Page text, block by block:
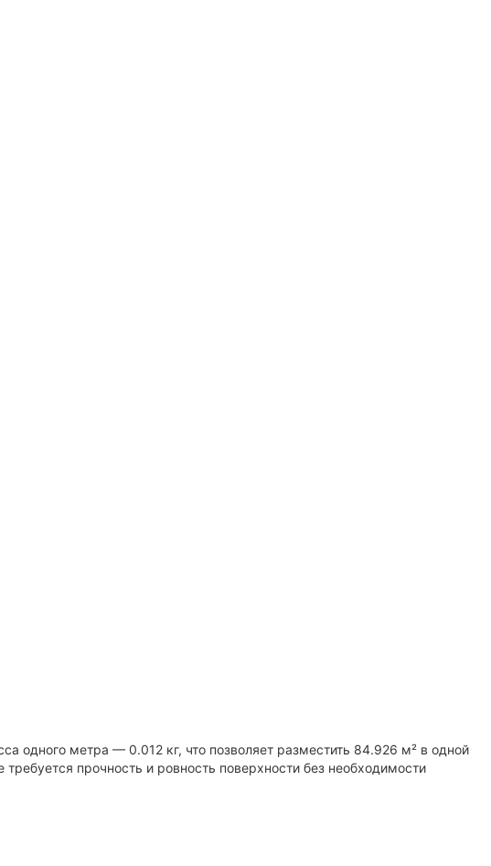
одного метра — 0.012 кг, что позволяет разместить 84.926 м² в одной
прочность и ровность поверхности без необходимости